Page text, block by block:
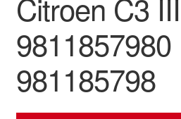
Citroen C3 III
9811857980
981185798